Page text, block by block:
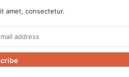
amet, consectetur.